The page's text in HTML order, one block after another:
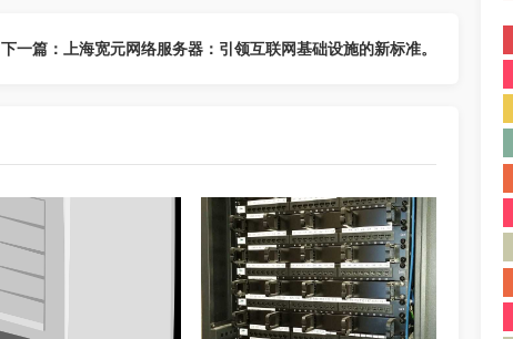
下一篇：上海宽元网络服务器：引领互联网基础设施的新标准。